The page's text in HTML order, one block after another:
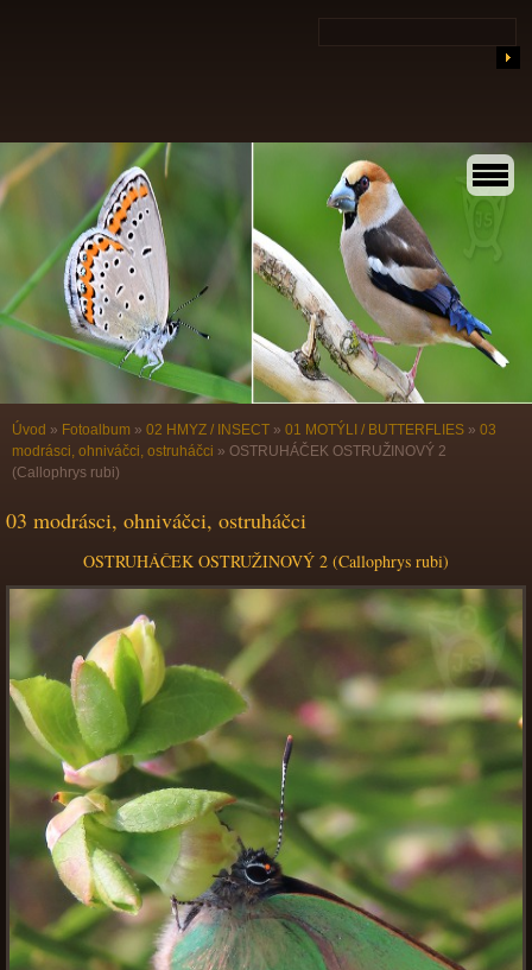
Úvod » Fotoalbum » 02 HMYZ / INSECT » 01 MOTÝLI / BUTTERFLIES » 03
modrásci, ohniváčci, ostruháčci » OSTRUHÁČEK OSTRUŽINOVÝ 2
(Callophrys rubi)
03 modrásci, ohniváčci, ostruháčci
OSTRUHÁČEK OSTRUŽINOVÝ 2 (Callophrys rubi)